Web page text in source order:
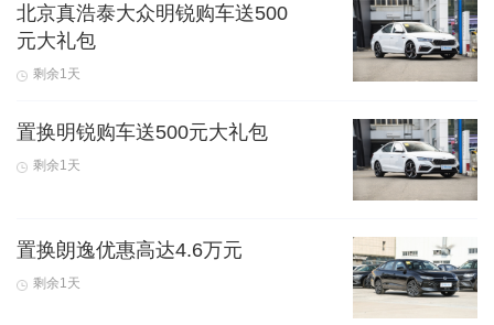
北京真浩泰大众明锐购车送500
元大礼包
剩余1天
置换明锐购车送500元大礼包
剩余1天
置换朗逸优惠高达4.6万元
剩余1天